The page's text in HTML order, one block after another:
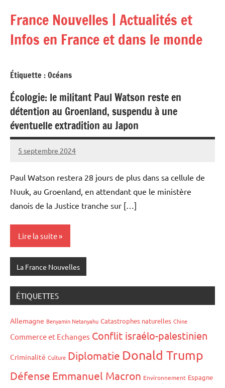
contenu
France Nouvelles | Actualités et
Infos en France et dans le monde
Étiquette :Océans
Écologie: le militant Paul Watson reste en
détention au Groenland, suspendu à une
éventuelle extradition au Japon
5 septembre 2024
Admins
Paul Watson restera 28 jours de plus dans sa cellule de
Nuuk, au Groenland, en attendant que le ministère
danois de la Justice tranche sur […]
Lire la suite
La France Nouvelles
ÉTIQUETTES
Allemagne Benyamin Netanyahu Catastrophes naturelles Chine
Commerce et Echanges Conflit israélo-palestinien
Criminalité Culture Diplomatie Donald Trump
Défense Emmanuel Macron Environnement Espagne